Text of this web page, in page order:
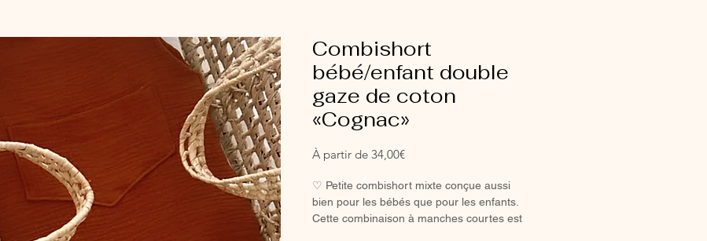
Combishort
bébé/enfant double
gaze de coton
«Cognac»
À partir de 34,00€Prix
♡ Petite combishort mixte conçue aussi
bien pour les bébés que pour les enfants.
Cette combinaison à manches courtes est